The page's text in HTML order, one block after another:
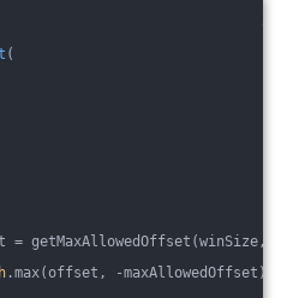
(
= getMaxAllowedOffset(winSize,
.max(offset, -maxAllowedOffset),